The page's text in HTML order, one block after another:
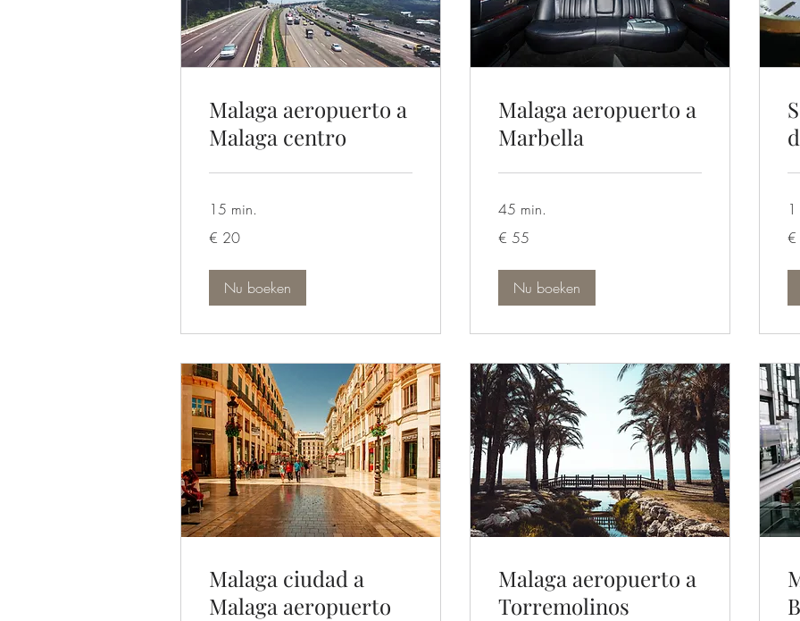
Malaga aeropuerto a
Malaga centro
15 min.
euro
€ 20
Nu boeken
Malaga aeropuerto a
Marbella
45 min.
euro
€ 55
Nu boeken
€
Malaga ciudad a
Malaga aeropuerto
Malaga aeropuerto a
Torremolinos